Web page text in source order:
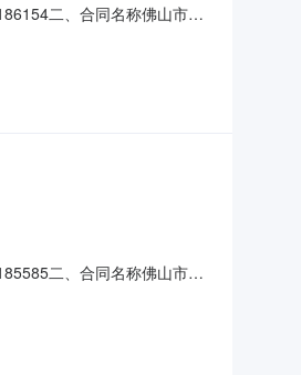
二、合同名称佛山市三
公司地址：佛山市南海区
二、合同名称佛山市三
限公司地址：佛山市禅城